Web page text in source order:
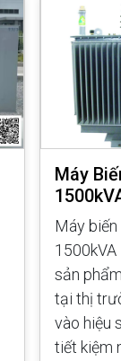
Máy
Máy
sản
tại thị
vào hiệu
tiết kiệm